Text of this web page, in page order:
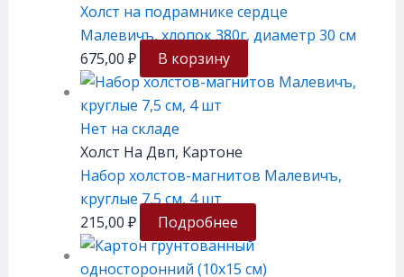
Холст на подрамнике сердце
Малевичъ, хлопок 380г, диаметр 30 см
675,00 ₽ В корзину
Нет на складе
Холст На Двп, Картоне
Набор холстов-магнитов Малевичъ,
круглые 7,5 см, 4 шт
215,00 ₽ Подробнее